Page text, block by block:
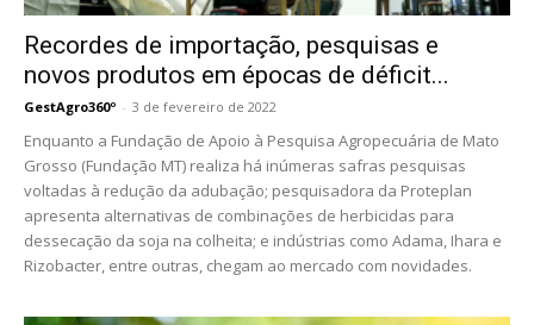
Recordes de importação, pesquisas e
novos produtos em épocas de déficit...
GestAgro360º - 3 de fevereiro de 2022
Enquanto a Fundação de Apoio à Pesquisa Agropecuária de Mato
Grosso (Fundação MT) realiza há inúmeras safras pesquisas
voltadas à redução da adubação; pesquisadora da Proteplan
apresenta alternativas de combinações de herbicidas para
dessecação da soja na colheita; e indústrias como Adama, Ihara e
Rizobacter, entre outras, chegam ao mercado com novidades.